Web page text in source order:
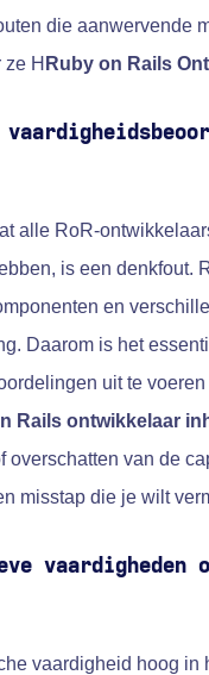
die aanwervende
H Ruby on Rails
alle RoR-
is een denkfout.
en
Daarom is het
uit te
Rails ontwikkelaar
overschatten van de
misstap die je wilt
vaardigheden
vaardigheid hoog in